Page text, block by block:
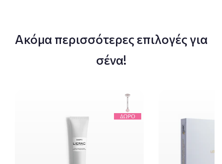
Ακόμα περισσότερες επιλογές για
σένα!